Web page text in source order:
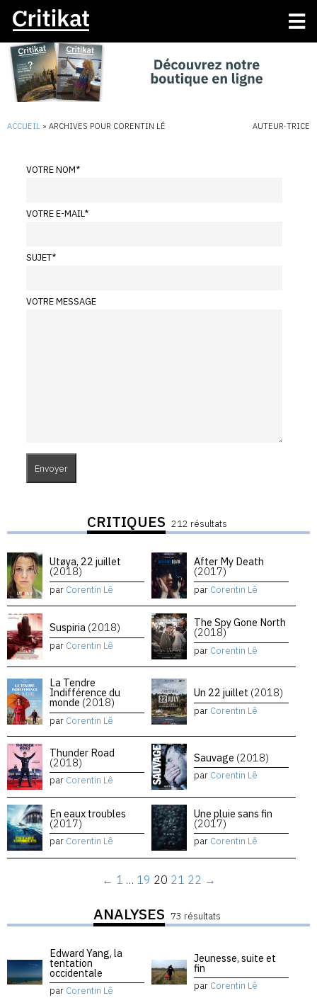
ACCUEIL » ARCHIVES POUR CORENTIN LÊ AUTEUR·TRICE
VOTRE NOM*
VOTRE E-MAIL*
SUJET*
VOTRE MESSAGE
CRITIQUES 212 résultats
Utøya, 22 juillet
(2018)
par Corentin Lê
After My Death
(2017)
par Corentin Lê
Suspiria (2018)
par Corentin Lê
The Spy Gone North
(2018)
par Corentin Lê
La Tendre
Indifférence du
monde (2018)
par Corentin Lê
Un 22 juillet (2018)
par Corentin Lê
Thunder Road
(2018)
par Corentin Lê
Sauvage (2018)
par Corentin Lê
En eaux troubles
(2017)
par Corentin Lê
Une pluie sans fin
(2017)
par Corentin Lê
← 1 … 19 20 21 22 →
ANALYSES 73 résultats
Edward Yang, la
tentation
occidentale
par Corentin Lê
Jeunesse, suite et
fin
par Corentin Lê